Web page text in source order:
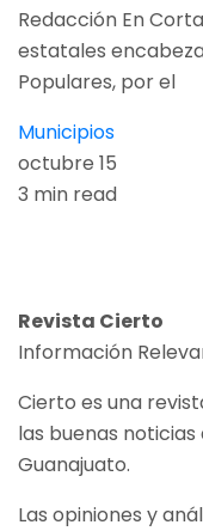
Redacción En
estatales
Populares, por el
Municipios
octubre 15
3 min read
Revista Cierto
Información
Cierto es una
las buenas
Guanajuato.
Las opiniones y